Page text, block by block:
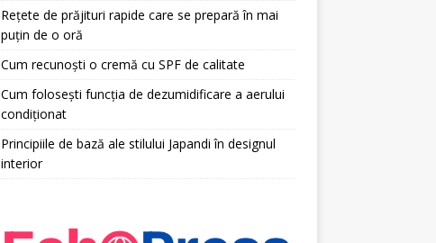
Rețete de prăjituri rapide care se prepară în mai
puțin de o oră
Cum recunoști o cremă cu SPF de calitate
Cum folosești funcția de dezumidificare a aerului
condiționat
Principiile de bază ale stilului Japandi în designul
interior